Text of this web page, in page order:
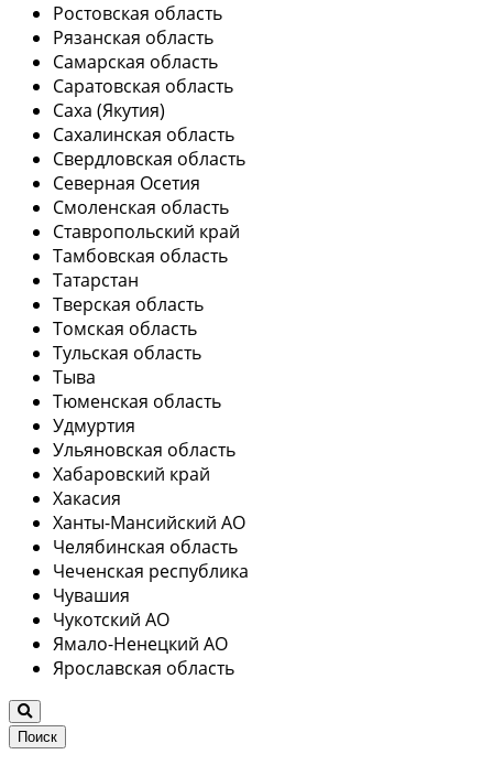
Ростовская область
Рязанская область
Самарская область
Саратовская область
Саха (Якутия)
Сахалинская область
Свердловская область
Северная Осетия
Смоленская область
Ставропольский край
Тамбовская область
Татарстан
Тверская область
Томская область
Тульская область
Тыва
Тюменская область
Удмуртия
Ульяновская область
Хабаровский край
Хакасия
Ханты-Мансийский АО
Челябинская область
Чеченская республика
Чувашия
Чукотский АО
Ямало-Ненецкий АО
Ярославская область
Поиск